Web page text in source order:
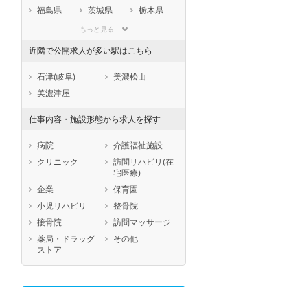
福島県
茨城県
栃木県
埼玉県
石川県
福井県
岐阜県
静岡県
兵庫県
奈良県
和歌山県
鳥取県
島根県
岡山県
広島県
山口県
徳島県
高知県
福岡県
佐賀県
熊本県
大分県
鹿児島県
沖縄県
もっと見る
近隣で公開求人が多い駅はこちら
石津(岐阜)
美濃松山
美濃津屋
仕事内容・施設形態から求人を探す
病院
介護福祉施設
クリニック
訪問リハビリ(在
宅医療)
企業
保育園
小児リハビリ
整骨院
接骨院
訪問マッサージ
薬局・ドラッグ
ストア
その他